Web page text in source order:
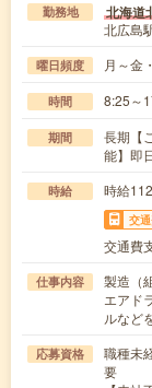
勤務地 北海道
北広島
曜日頻度 月～金
時間 8:25～
期間
長期【
能】即
時給 時給
交
交通費
仕事内容
製造（
エアド
ルなど
応募資格
職種未
要